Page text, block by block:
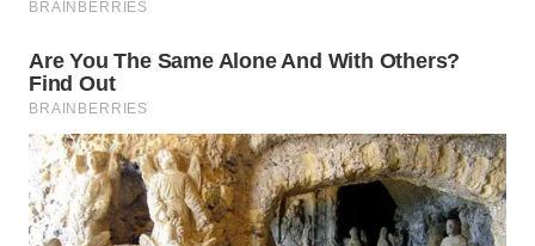
Esfihas com maionese vegana de semente de girassol
Essa é uma maionese mais suave e bem saborosa.